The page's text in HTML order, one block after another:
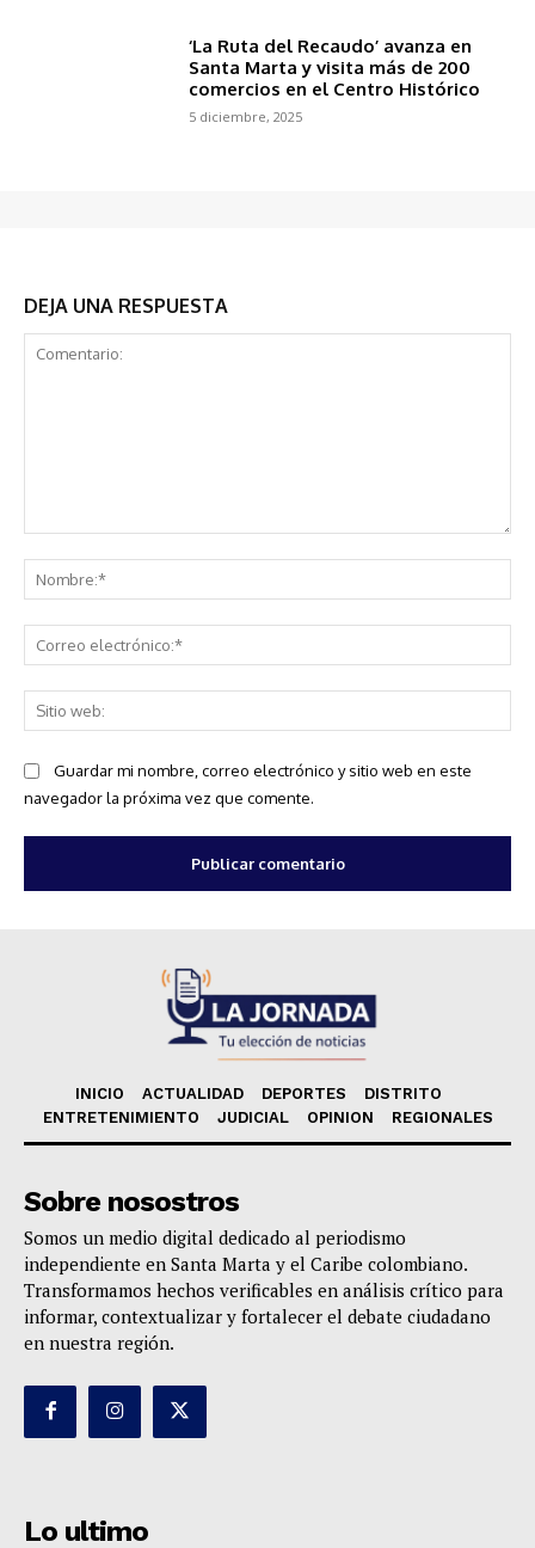
‘La Ruta del Recaudo’ avanza en
Santa Marta y visita más de 200
comercios en el Centro Histórico
5 diciembre, 2025
DEJA UNA RESPUESTA
Guardar mi nombre, correo electrónico y sitio web en este
navegador la próxima vez que comente.
INICIO ACTUALIDAD DEPORTES
DISTRITO
ENTRETENIMIENTO
JUDICIAL OPINION REGIONALES
Sobre nosostros
Somos un medio digital dedicado al periodismo
independiente en Santa Marta y el Caribe colombiano.
Transformamos hechos verificables en análisis crítico para
informar, contextualizar y fortalecer el debate ciudadano
en nuestra región.
Lo ultimo